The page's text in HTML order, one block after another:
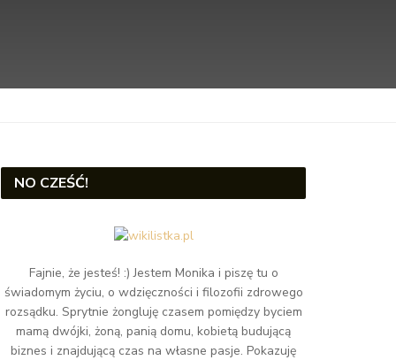
NO CZEŚĆ!
Fajnie, że jesteś! :) Jestem Monika i piszę tu o
świadomym życiu, o wdzięczności i filozofii zdrowego
rozsądku. Sprytnie żongluję czasem pomiędzy byciem
mamą dwójki, żoną, panią domu, kobietą budującą
biznes i znajdującą czas na własne pasje. Pokazuję